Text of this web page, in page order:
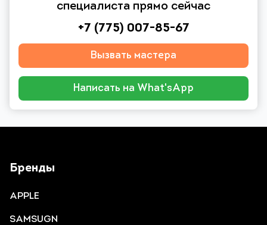
специалиста прямо сейчас
+7 (775) 007-85-67
Вызвать мастера
Написать на What'sApp
Бренды
APPLE
SAMSUGN